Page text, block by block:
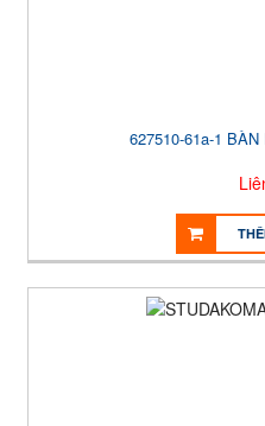
627510-61a-1